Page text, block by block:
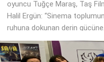
oyuncu Tuğçe Maraş, Taş
Halil Ergün: “Sinema
ruhuna dokunan derin gücüne...